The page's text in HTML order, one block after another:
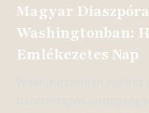
Magyar
Washingtonban:
Emlékezetes Nap